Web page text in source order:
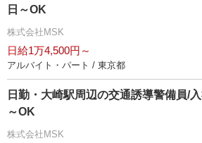
日～OK
株式会社MSK
日給1万4,500円～
アルバイト・パート / 東京都
日勤・大崎駅周辺の交通誘導警備員/
～OK
株式会社MSK